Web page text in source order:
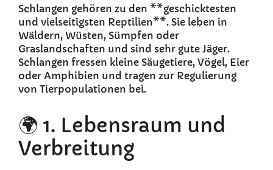
Schlangen gehören zu den **geschicktesten
und vielseitigsten Reptilien**. Sie leben in
Wäldern, Wüsten, Sümpfen oder
Graslandschaften und sind sehr gute Jäger.
Schlangen fressen kleine Säugetiere, Vögel, Eier
oder Amphibien und tragen zur Regulierung
von Tierpopulationen bei.
🌍 1. Lebensraum und
Verbreitung